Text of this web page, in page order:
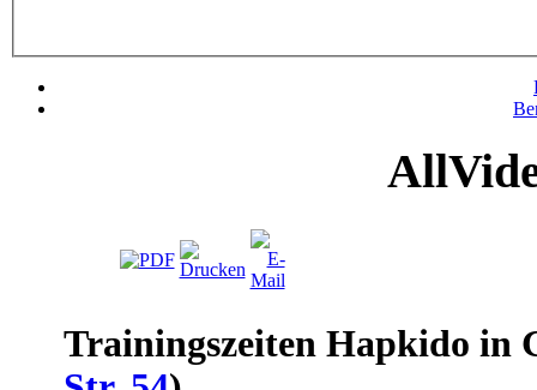
Trainingszeiten Hapkido in